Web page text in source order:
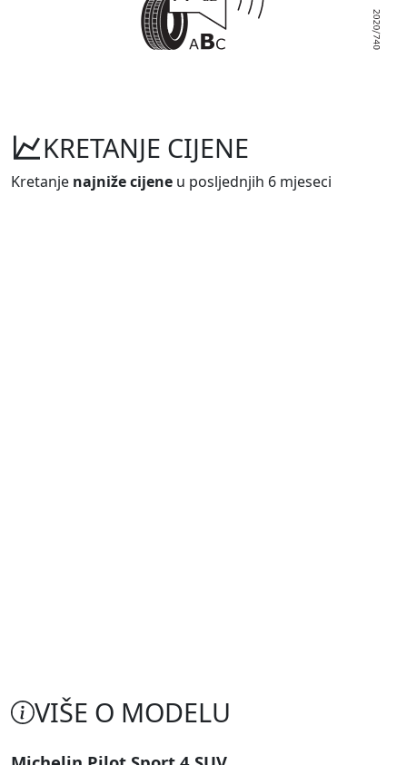
KRETANJE CIJENE
Kretanje najniže cijene u posljednjih 6 mjeseci
VIŠE O MODELU